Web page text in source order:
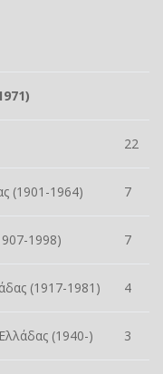
22
(1901-1964) 7
1998) 7
(1917-1981) 4
(1940-) 3